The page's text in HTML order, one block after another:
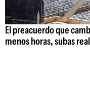
El preacuerdo que
menos horas, subas